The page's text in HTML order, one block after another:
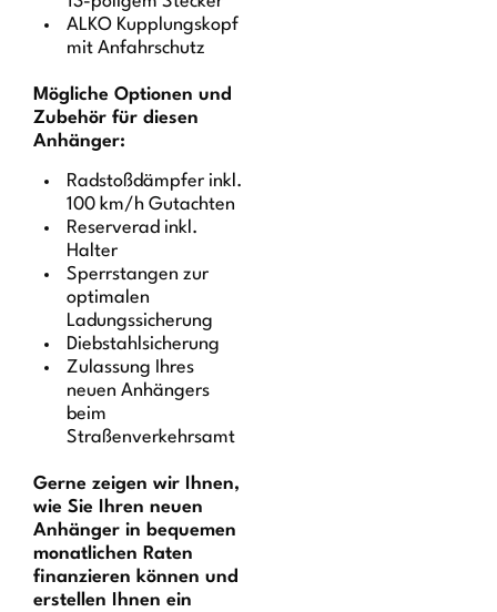
ALKO Kupplungskopf
mit Anfahrschutz
Mögliche Optionen und
Zubehör für diesen
Anhänger:
Radstoßdämpfer inkl.
100 km/h Gutachten
Reserverad inkl.
Halter
Sperrstangen zur
optimalen
Ladungssicherung
Diebstahlsicherung
Zulassung Ihres
neuen Anhängers
beim
Straßenverkehrsamt
Gerne zeigen wir Ihnen,
wie Sie Ihren neuen
Anhänger in bequemen
monatlichen Raten
finanzieren können und
erstellen Ihnen ein